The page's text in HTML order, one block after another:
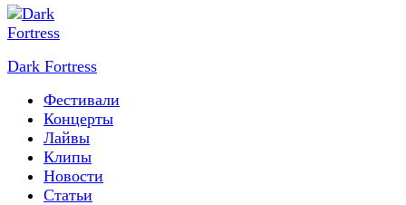
Dark Fortress
Фестивали
Концерты
Лайвы
Клипы
Новости
Статьи